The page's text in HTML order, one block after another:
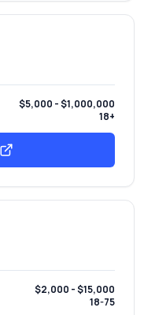
$5,000 - $1,000,000
18+
$2,000 - $15,000
18-75